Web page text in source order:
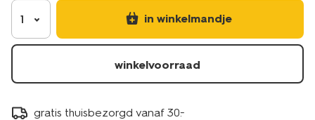
1 in winkelmandje
winkelvoorraad
gratis thuisbezorgd vanaf 30.-